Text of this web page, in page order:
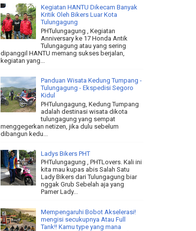
Kegiatan HANTU Dikecam Banyak
Kritik Oleh Bikers Luar Kota
Tulungagung
PHTulungagung , Kegiatan
Anniversary ke 17 Honda Antik
Tulungagung atau yang sering
dipanggil HANTU memang sukses berjalan,
kegiatan yang...
Panduan Wisata Kedung Tumpang -
Tulungagung - Ekspedisi Segoro
Kidul
PHTulungagung, Kedung Tumpang
adalah destinasi wisata dikota
tulungagung yang sempat
menggegerkan netizen, jika dulu sebelum
dibangun kedu...
Ladys Bikers PHT
PHTulungagung , PHTLovers. Kali ini
kita mau kupas abis Salah Satu
Lady Bikers dari Tulungagung biar
nggak Grub Sebelah aja yang
Pamer Lady...
Mempengaruhi Bobot Akselerasi!
mengisi secukupnya Atau Full
Tank!! Kamu type yang mana